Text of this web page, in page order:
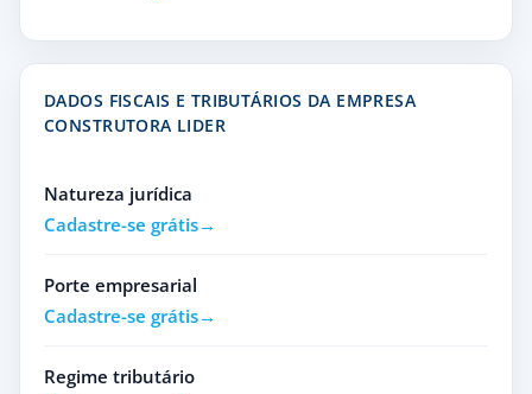
DADOS FISCAIS E TRIBUTÁRIOS DA EMPRESA
CONSTRUTORA LIDER
Natureza jurídica
Cadastre-se grátis
Porte empresarial
Cadastre-se grátis
Regime tributário